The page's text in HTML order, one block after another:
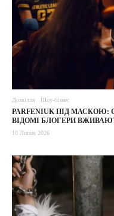
Дозвілля Шоу-бізнес
PARFENIUK ПІД
ВІДОМІ БЛОГЕРИ
10 Липня 2026